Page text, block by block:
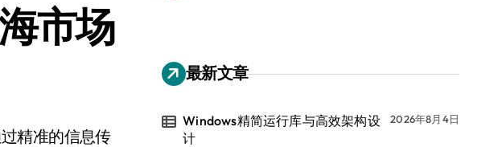
市场
最新文章
Windows精简运行库与高效架构设
计
2026年8月4日